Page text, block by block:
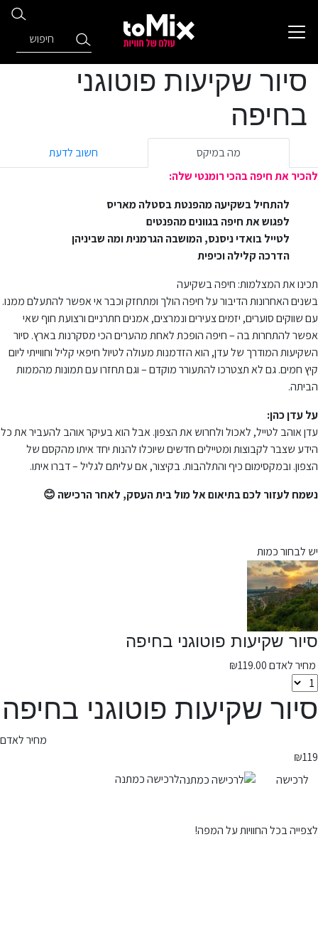
סיור שקיעות פוטוגני
בחיפה
מה במיקס
חשוב לדעת
להכיר את חיפה בהכי רומנטי שלה:
להתחיל בשקיעה מהפנטת בסטלה מאריס
לפגוש את חיפה בגוונים מהפנטים
לטייל בואדי ניסנס, המושבה הגרמנית ומה שביניהן
הדרכה קלילה וכיפית
תכינו את המצלמות: חיפה בשקיעה
בשנים האחרונות הדיבור על חיפה הולך ומתחזק וכבר אי אפשר להתעלם ממנו.
עם שווקים סוערים, יזמים צעירים ונמרצים, אמנים חתרניים ורצועת חוף שאי
אפשר להתחרות בה – חיפה הופכת לאחת מהערים הכי מסקרנות בארץ. סיור
השקיעות המודרך של עדן, הוא הזדמנות מעולה לטיול חיפאי קליל וחווייתי ליום
קיץ חמים. גם לא תצטרכו להתעורר מוקדם – וגם תחזרו עם תמונות מהממות
הביתה.
על עדן כהן:
עדן אוהב לטייל, לאכול ולחרוש את הצפון. אבל הוא בעיקר אוהב להעביר את כל
הידע שצבר לקבוצות ומטיילים חדשים שיוכלו להנות יחד איתו מהקסם של
הצפון. ובמקסימום כיף והתלהבות. בקיצור, אם עליתם לגליל – דברו איתו.
נשמח לעזור לכם בתיאום אל מול בית העסק, לאחר הרכישה 😊
יש לבחור כמות
סיור שקיעות פוטוגני בחיפה
מחיר לאדם ₪119.00
סיור שקיעות פוטוגני בחיפה
מחיר לאדם
₪119
לרכישה
לרכישה כמתנה
לצפייה בכל החוויות על המפה!